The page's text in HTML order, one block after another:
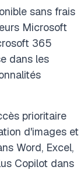
sans frais
Microsoft
365
dans les
prioritaire
d'images et
Word, Excel,
Copilot dans